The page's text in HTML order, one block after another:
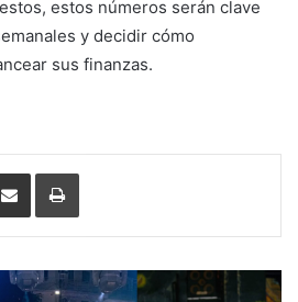
estos números serán clave
y decidir cómo
sus finanzas.
Compartir por correo electrónicoImprimir